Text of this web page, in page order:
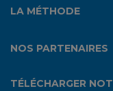
LA MÉTHODE
NOS PARTENAIRES
TÉLÉCHARGER